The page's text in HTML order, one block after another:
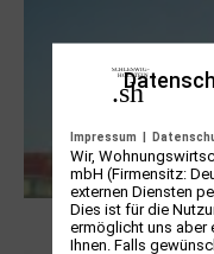
NUKLEUS Kiel
Impressum |
Wir,
mbH (Firmensitz:
externen Diensten
Dies ist für die
ermöglicht uns aber
Ihnen. Falls